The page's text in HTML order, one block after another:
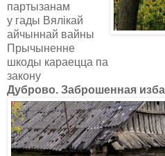
партызанам
у гады Вялікай
айчыннай вайны
Прычыненне
шкоды караецца па
закону
Дуброво. Заброшенная изба